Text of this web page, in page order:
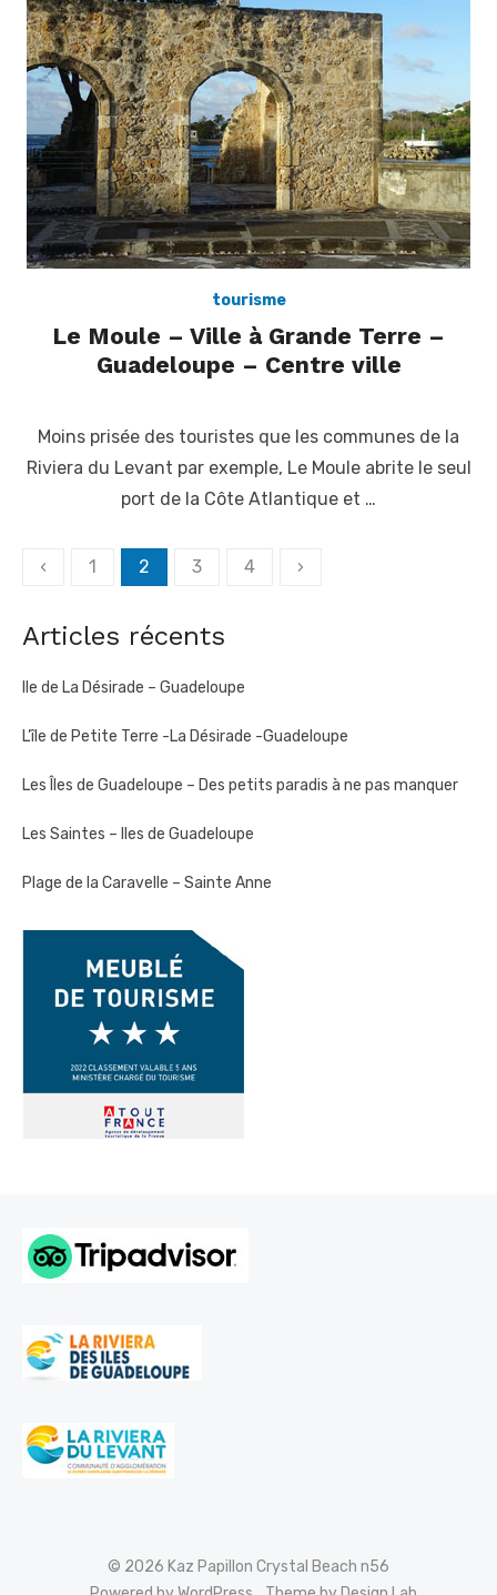
tourisme
Le Moule – Ville à Grande Terre –
Guadeloupe – Centre ville
Moins prisée des touristes que les communes de la
Riviera du Levant par exemple, Le Moule abrite le seul
port de la Côte Atlantique et …
Pagination
publications
‹ 1 2 3 4 ›
Articles récents
Ile de La Désirade – Guadeloupe
L’île de Petite Terre -La Désirade -Guadeloupe
Les Îles de Guadeloupe – Des petits paradis à ne pas manquer
Les Saintes – Iles de Guadeloupe
Plage de la Caravelle – Sainte Anne
© 2026 Kaz Papillon Crystal Beach n56